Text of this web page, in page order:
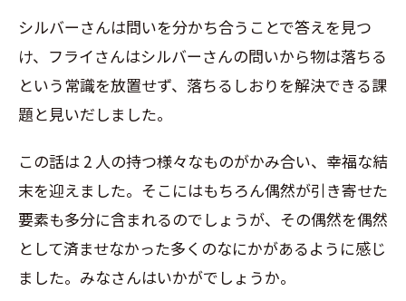
シルバーさんは問いを分かち合うことで答えを見つ
け、フライさんはシルバーさんの問いから物は落ちる
という常識を放置せず、落ちるしおりを解決できる課
題と見いだしました。
この話は 2 人の持つ様々なものがかみ合い、幸福な結
末を迎えました。そこにはもちろん偶然が引き寄せた
要素も多分に含まれるのでしょうが、その偶然を偶然
として済ませなかった多くのなにかがあるように感じ
ました。みなさんはいかがでしょうか。